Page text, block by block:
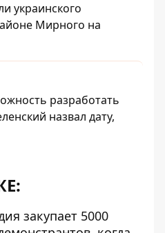
украинского
Мирного на
разработать
назвал дату,
закупает 5000